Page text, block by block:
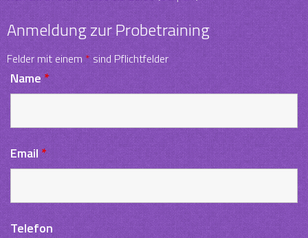
Anmeldung zur Probetraining
Felder mit einem* sind Pflichtfelder
Name *
Email*
Telefon